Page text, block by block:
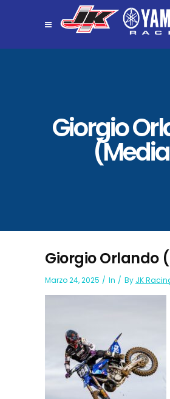
Giorgio
Giorgio Orlando
Marzo 24, 2025 In By JK